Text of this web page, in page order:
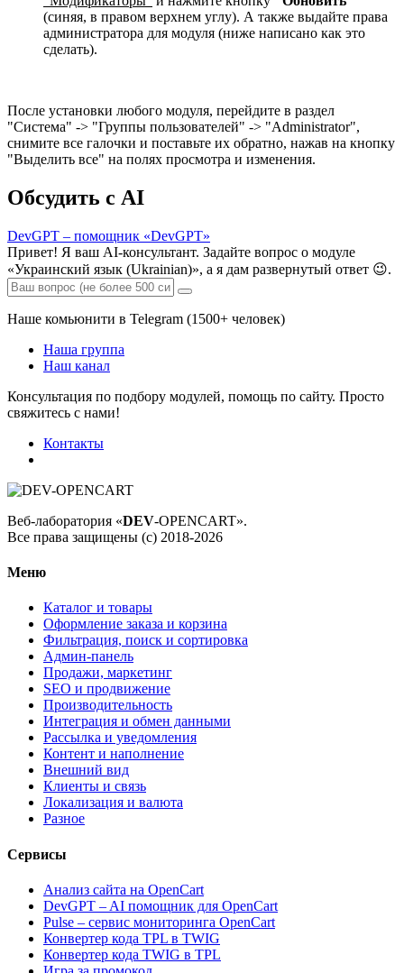
(синяя, в правом верхнем углу). А также выдайте права
администратора для модуля (ниже написано как это
сделать).
После установки любого модуля, перейдите в раздел
"Система" -> "Группы пользователей" -> "Administrator",
снимите все галочки и поставьте их обратно, нажав на кнопку
"Выделить все" на полях просмотра и изменения.
Обсудить с AI
DevGPT – помощник «DevGPT»
Привет! Я ваш AI-консультант. Задайте вопрос о модуле
«Украинский язык (Ukrainian)», а я дам развернутый ответ 😉.
Наше комьюнити в Telegram (1500+ человек)
Наша группа
Наш канал
Консультация по подбору модулей, помощь по сайту. Просто
свяжитесь с нами!
Контакты
Веб-лаборатория «DEV-OPENCART».
Все права защищены (с) 2018-2026
Меню
Каталог и товары
Оформление заказа и корзина
Фильтрация, поиск и сортировка
Админ-панель
Продажи, маркетинг
SEO и продвижение
Производительность
Интеграция и обмен данными
Рассылка и уведомления
Контент и наполнение
Внешний вид
Клиенты и связь
Локализация и валюта
Разное
Сервисы
Анализ сайта на OpenCart
DevGPT – AI помощник для OpenCart
Pulse – сервис мониторинга OpenCart
Конвертер кода TPL в TWIG
Конвертер кода TWIG в TPL